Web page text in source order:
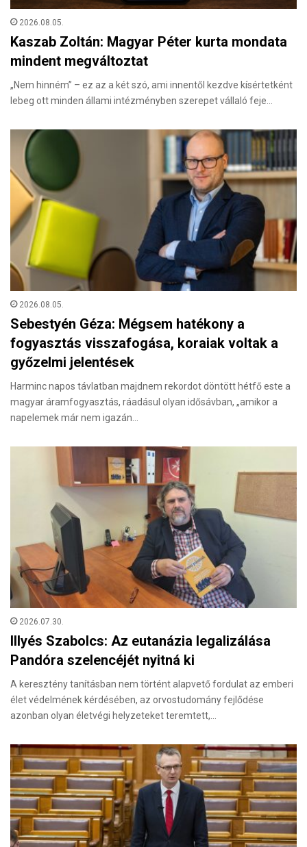
2026.08.05.
Kaszab Zoltán: Magyar Péter kurta mondata
mindent megváltoztat
„Nem hinném” – ez az a két szó, ami innentől kezdve kísértetként
lebeg ott minden állami intézményben szerepet vállaló feje…
2026.08.05.
Sebestyén Géza: Mégsem hatékony a
fogyasztás visszafogása, koraiak voltak a
győzelmi jelentések
Harminc napos távlatban majdnem rekordot döntött hétfő este a
magyar áramfogyasztás, ráadásul olyan idősávban, „amikor a
napelemek már nem igazán…
2026.07.30.
Illyés Szabolcs: Az eutanázia legalizálása
Pandóra szelencéjét nyitná ki
A keresztény tanításban nem történt alapvető fordulat az emberi
élet védelmének kérdésében, az orvostudomány fejlődése
azonban olyan életvégi helyzeteket teremtett,…